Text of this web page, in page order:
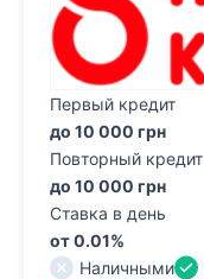
Первый кредит
до 10 000 грн
Повторный кредит
до 10 000 грн
Ставка в день
от 0.01%
Наличными